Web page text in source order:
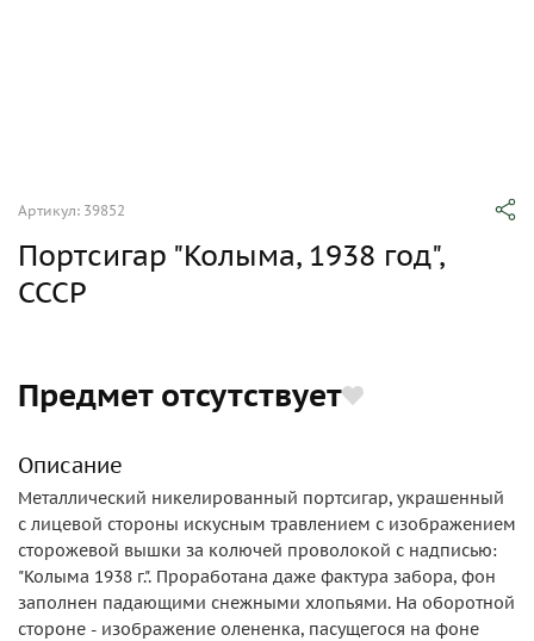
Артикул: 39852
Портсигар "Колыма, 1938 год",
СССР
Предмет отсутствует
Описание
Металлический никелированный портсигар, украшенный
с лицевой стороны искусным травлением с изображением
сторожевой вышки за колючей проволокой с надписью:
"Колыма 1938 г.". Проработана даже фактура забора, фон
заполнен падающими снежными хлопьями. На оборотной
стороне - изображение олененка, пасущегося на фоне